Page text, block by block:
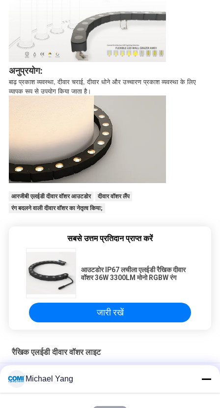
अनुप्रयोग:
बाढ़ प्रकाश व्यवस्था, दीवार चराई, दीवार धोने और उच्चारण प्रकाश व्यवस्था के लिए
व्यापक रूप से उपयोग किया जाता है।
आरजीबी एलईडी दीवार वॉशर आउटडोर
दीवार वॉशर लैंप
रंग बदलने वाली दीवार वॉशर का नेतृत्व किया;
सबसे उत्तम प्रतिदान प्राप्त करें
आउटडोर IP67 लचीला एलईडी रैखिक दीवार
वॉशर 36W 3300LM मोनो RGBW रंग
जारी रखें
रैखिक एलईडी दीवार वॉशर लाइट
DMXMichael Yang